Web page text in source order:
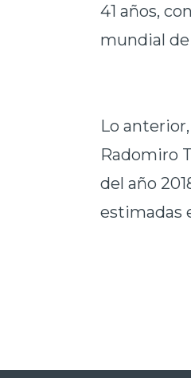
41 años,
mundial
Lo
Radomiro
del año
estimadas